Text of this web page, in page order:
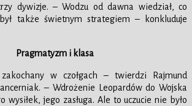
dywizje. – Wodzu od dawna wiedział, co
także świetnym strategiem – konkluduje
Pragmatyzm i klasa
w czołgach – twierdzi Rajmund
– Wdrożenie Leopardów do Wojska
wysiłek, jego zasługa. Ale to uczucie nie było